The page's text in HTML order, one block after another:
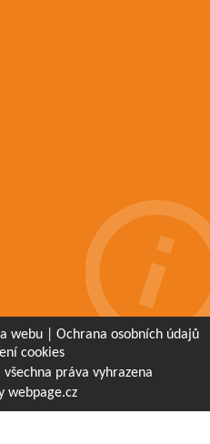
webu
Ochrana osobních údajů
cookies
všechna práva vyhrazena
webpage.cz